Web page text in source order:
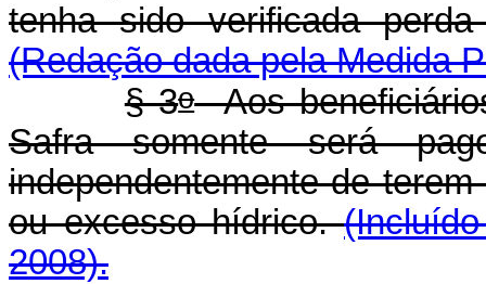
tenha sido verificada
(Redação dada pela Medida
§ 3oAos
Safra somente será
independentemente de
ou excesso hídrico.
2008).